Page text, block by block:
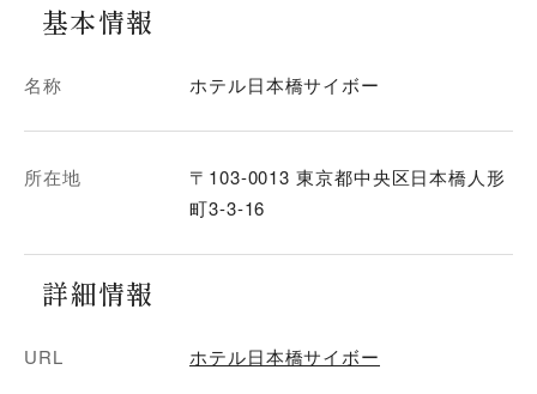
基本情報
名称 ホテル日本橋サイボー
所在地
〒103-0013 東京都中央区日本橋人形
町3-3-16
詳細情報
URL ホテル日本橋サイボー